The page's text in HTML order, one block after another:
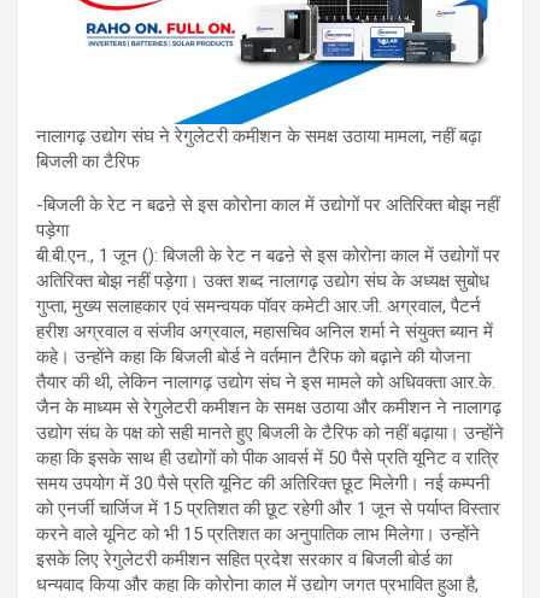
नालागढ़ उद्योग संघ ने रेगुलेटरी कमीशन के समक्ष उठाया मामला, नहीं बढ़ा
बिजली का टैरिफ
-बिजली के रेट न बढऩे से इस कोरोना काल में उद्योगों पर अतिरिक्त बोझ नहीं
पड़ेगा
बी.बी.एन., 1 जून (): बिजली के रेट न बढऩे से इस कोरोना काल में उद्योगों पर
अतिरिक्त बोझ नहीं पड़ेगा। उक्त शब्द नालागढ़ उद्योग संघ के अध्यक्ष सुबोध
गुप्ता, मुख्य सलाहकार एवं समन्वयक पॉवर कमेटी आर.जी. अग्रवाल, पैटर्न
हरीश अग्रवाल व संजीव अग्रवाल, महासचिव अनिल शर्मा ने संयुक्त ब्यान में
कहे। उन्होंने कहा कि बिजली बोर्ड ने वर्तमान टैरिफ को बढ़ाने की योजना
तैयार की थी, लेकिन नालागढ़ उद्योग संघ ने इस मामले को अधिवक्ता आर.के.
जैन के माध्यम से रेगुलेटरी कमीशन के समक्ष उठाया और कमीशन ने नालागढ़
उद्योग संघ के पक्ष को सही मानते हुए बिजली के टैरिफ को नहीं बढ़ाया। उन्होंने
कहा कि इसके साथ ही उद्योगों को पीक आवर्स में 50 पैसे प्रति यूनिट व रात्रि
समय उपयोग में 30 पैसे प्रति यूनिट की अतिरिक्त छूट मिलेगी। नई कम्पनी
को एनर्जी चार्जिज में 15 प्रतिशत की छूट रहेगी और 1 जून से पर्याप्त विस्तार
करने वाले यूनिट को भी 15 प्रतिशत का अनुपातिक लाभ मिलेगा। उन्होंने
इसके लिए रेगुलेटरी कमीशन सहित प्रदेश सरकार व बिजली बोर्ड का
धन्यवाद किया और कहा कि कोरोना काल में उद्योग जगत प्रभावित हुआ है,